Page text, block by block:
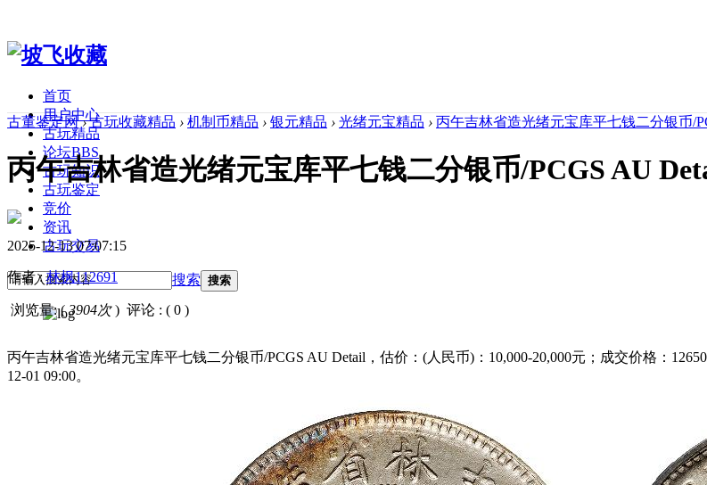
首页
用户中心
古玩精品
论坛BBS
古玩知识
古玩鉴定
竞价
资讯
古玩交易
搜索 搜索
古董鉴定网 › 古玩收藏精品 › 机制币精品 › 银元精品 › 光绪元宝精品 › 丙午吉林省造光绪元宝库平七钱二分银币/
丙午吉林省造光绪元宝库平七钱二分银币/PCGS AU
2025-12-13 07:07:15
作者 :林枫112691
浏览量: (3904次) 评论 : ( 0 )
丙午吉林省造光绪元宝库平七钱二分银币/PCGS AU Detail，估价：(人民币)：10,000-20,000元；成交价格：
12-01 09:00。